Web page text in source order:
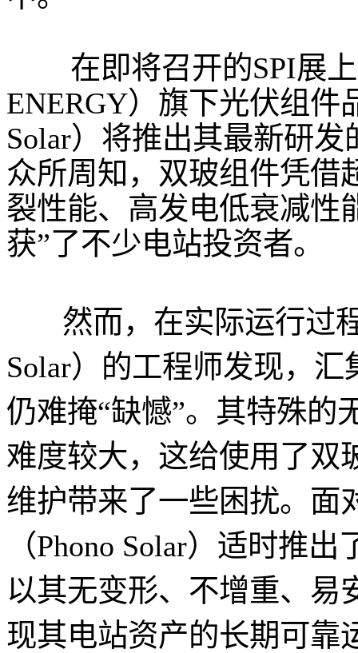
在即将召开的SPI展
ENERGY）旗下光伏组
Solar）将推出其最新研
众所周知，双玻组件凭借
裂性能、高发电低衰减性
获”了不少电站投资者。
然而，在实际运行过
Solar）的工程师发现，
仍难掩“缺憾”。其特殊的
难度较大，这给使用了双
维护带来了一些困扰。面
（Phono Solar）适时推
以其无变形、不增重、易
现其电站资产的长期可靠